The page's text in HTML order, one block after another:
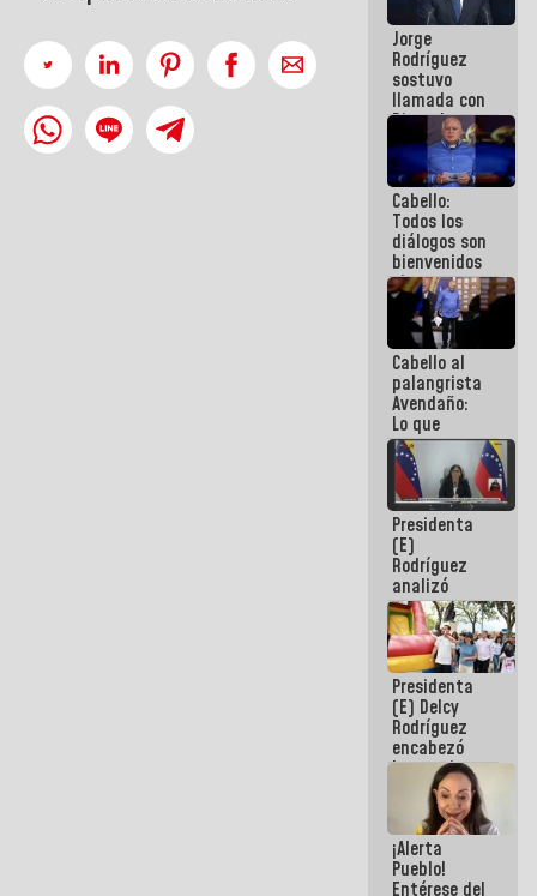
a servidores
públicos
Jorge
Rodríguez
sostuvo
llamada con
Dinorah
Figuera y
acuerdan
primer
encuentro
presencial
para el
diálogo
Cabello:
Todos los
diálogos son
bienvenidos
siempre que
estén en el
marco de la
Constitución
de la
República
Cabello al
palangrista
Avendaño:
Lo que
vayas a
escribir
hazlo hoy
por que no
sabemos si
la semana
que viene
hay
programa
Presidenta
(E)
Rodríguez
analizó
junto a
gobernadores
planes de
recuperación
del Sistema
Eléctrico
Nacional
Presidenta
(E) Delcy
Rodríguez
encabezó
lanzamiento
del Plan
Nacional de
Recreación
Vacacional
¡Alerta
Pueblo!
Entérese del